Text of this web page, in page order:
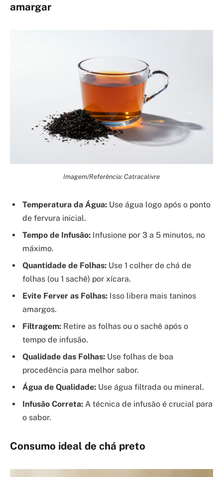
amargar
Imagem/Referência: Catracalivre
Temperatura da Água: Use água logo após o ponto
de fervura inicial.
Tempo de Infusão: Infusione por 3 a 5 minutos, no
máximo.
Quantidade de Folhas: Use 1 colher de chá de
folhas (ou 1 sachê) por xícara.
Evite Ferver as Folhas: Isso libera mais taninos
amargos.
Filtragem: Retire as folhas ou o sachê após o
tempo de infusão.
Qualidade das Folhas: Use folhas de boa
procedência para melhor sabor.
Água de Qualidade: Use água filtrada ou mineral.
Infusão Correta: A técnica de infusão é crucial para
o sabor.
Consumo ideal de chá preto